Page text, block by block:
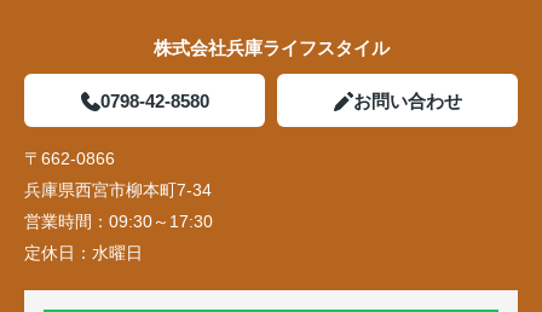
株式会社兵庫ライフスタイル
0798-42-8580 お問い合わせ
〒662-0866
兵庫県西宮市柳本町7-34
営業時間： 09:30～17:30
定休日： 水曜日